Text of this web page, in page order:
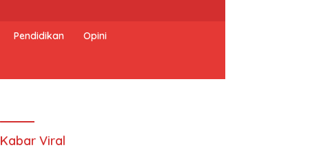
Pendidikan Opini
Kabar Viral